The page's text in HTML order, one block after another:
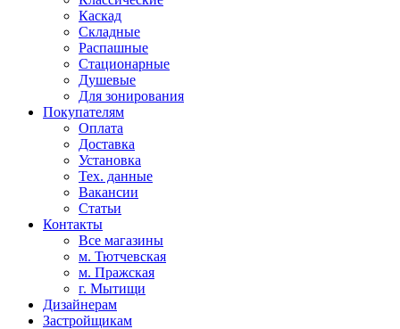
Каскад
Складные
Распашные
Стационарные
Душевые
Для зонирования
Покупателям
Оплата
Доставка
Установка
Тех. данные
Вакансии
Статьи
Контакты
Все магазины
м. Тютчевская
м. Пражская
г. Мытищи
Дизайнерам
Застройщикам